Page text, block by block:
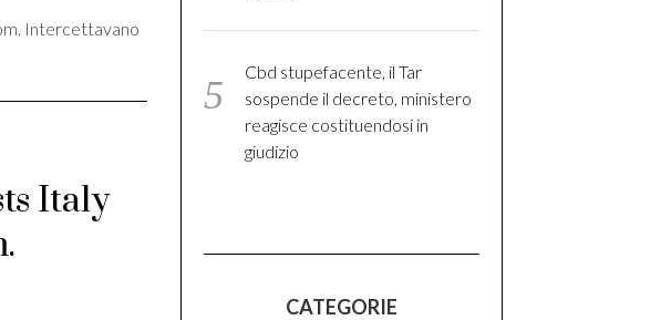
Intercettavano
Italy
Cbd stupefacente, il Tar
sospende il decreto, ministero
reagisce costituendosi in
giudizio
CATEGORIE